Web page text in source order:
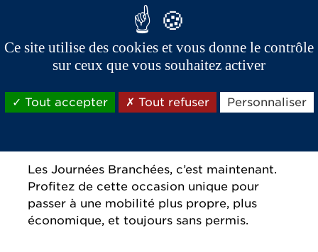
Venez tester votre future voiture électrique
sans permis dans les concessions
participantes.
près de chez vous !
Les Journées Branchées, c’est maintenant.
Profitez de cette occasion unique pour
passer à une mobilité plus propre, plus
économique, et toujours sans permis.
Ce site utilise des cookies et vous donne le contrôle
sur ceux que vous souhaitez activer
Tout accepter Tout refuser Personnaliser